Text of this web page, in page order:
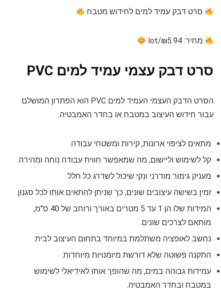
סרט דבק עמיד למים לחידוש מטבח
מחיר: ₪5.94/lot
סרט דבק עצמי עמיד למים PVC
הסרט הדבק העצמי העמיד למים PVC הוא הפתרון המושלם
עבור חידוש העיצוב במטבח או בחדר האמבטיה.
מתאים לציפוי ארונות, קירות ומשטחי עבודה.
קל לשימוש וליישום, מה שמאפשר חווית עבודה נוחה ומהירה.
מעניק גימור מודרני ונקי שיכול לשדרג כל חלל.
זמין בשישה עיצובים שונים, כך שניתן להתאים אותו לכל סגנון.
המידות שלו הן 1 עד 5 מטרים באורך ורוחב של 40 ס"מ,
מותאם לצרכים שונים.
נחשב לאופציה משתלמת במיוחד בתחום העיצוב לבית.
התקנה פשוטה שלא דורשת מיומנויות מיוחדות.
עמידות גבוהה במים, מה שהופך אותו לאידיאלי לשימוש
במטבח ובחדר האמבטיה.